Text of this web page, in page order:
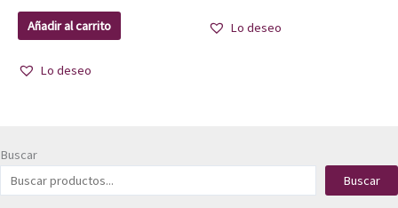
Añadir al carrito
Lo deseo
Lo deseo
Buscar
Buscar